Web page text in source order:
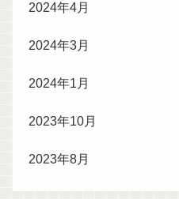
2024年4月
2024年3月
2024年1月
2023年10月
2023年8月